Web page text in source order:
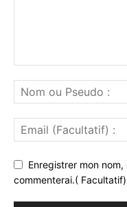
Enregistrer mon
commenterai.( Facultatif)